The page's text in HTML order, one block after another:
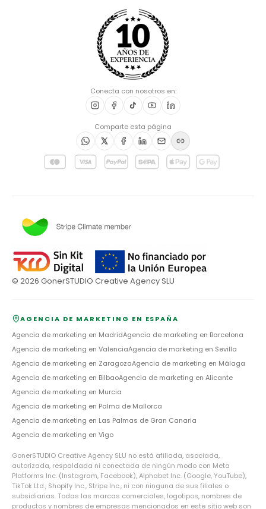
Conecta con nosotros en:
Comparte esta página
© 2026 GonerSTUDIO Creative Agency SLU
AGENCIA DE MARKETING EN ESPAÑA
Agencia de marketing en MadridAgencia de marketing en Barcelona
Agencia de marketing en ValenciaAgencia de marketing en Sevilla
Agencia de marketing en ZaragozaAgencia de marketing en Málaga
Agencia de marketing en BilbaoAgencia de marketing en Alicante
Agencia de marketing en Murcia
Agencia de marketing en Palma de Mallorca
Agencia de marketing en Las Palmas de Gran Canaria
Agencia de marketing en Vigo
GonerSTUDIO Creative Agency SLU no está afiliada, asociada,
autorizada, respaldada ni conectada de ningún modo con Meta
Platforms Inc. (Instagram, Facebook), Alphabet Inc. (Google, YouTube),
TikTok Ltd., Shopify Inc., Stripe Inc., ni con ninguna de sus filiales o
subsidiarias. Todas las marcas comerciales, logotipos, nombres de
productos y nombres de empresas mencionados en este sitio web son